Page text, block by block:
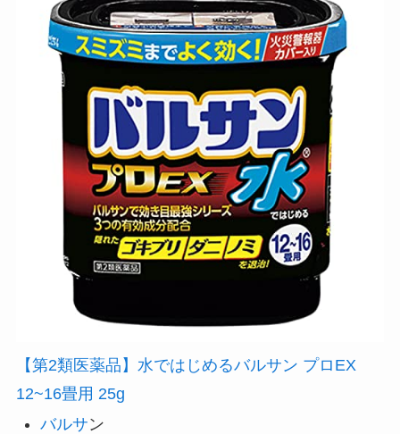
【第2類医薬品】水ではじめるバルサン プロEX
12~16畳用 25g
バルサン